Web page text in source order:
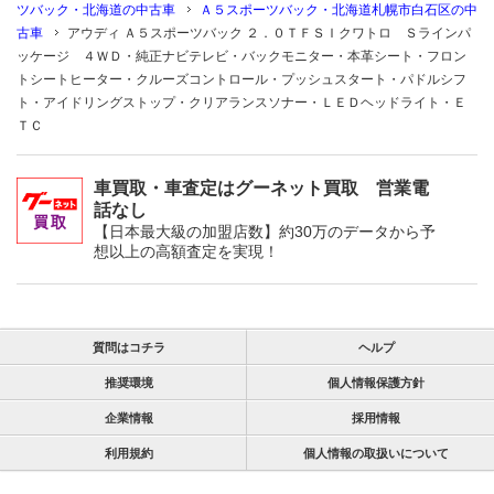
ツバック・北海道の中古車
Ａ５スポーツバック・北海道札幌市白石区の中
古車
アウディ Ａ５スポーツバック ２．０ＴＦＳＩクワトロ Ｓラインパ
ッケージ ４ＷＤ・純正ナビテレビ・バックモニター・本革シート・フロン
トシートヒーター・クルーズコントロール・プッシュスタート・パドルシフ
ト・アイドリングストップ・クリアランスソナー・ＬＥＤヘッドライト・Ｅ
ＴＣ
車買取・車査定はグーネット買取 営業電
話なし
【日本最大級の加盟店数】約30万のデータから予
想以上の高額査定を実現！
質問はコチラ ヘルプ
推奨環境 個人情報保護方針
企業情報 採用情報
利用規約 個人情報の取扱いについて